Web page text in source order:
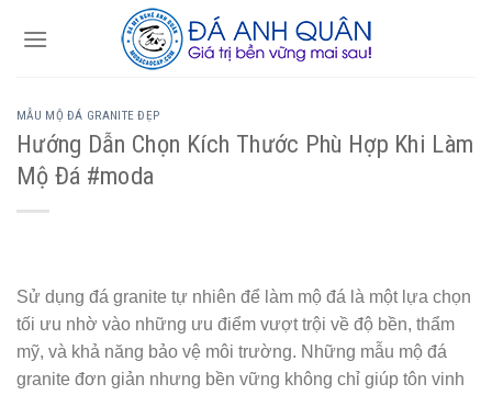
MẪU MỘ ĐÁ GRANITE ĐẸP
Hướng Dẫn Chọn Kích Thước Phù Hợp Khi Làm
Mộ Đá #moda
Sử dụng đá granite tự nhiên để làm mộ đá là một lựa chọn
tối ưu nhờ vào những ưu điểm vượt trội về độ bền, thẩm
mỹ, và khả năng bảo vệ môi trường. Những mẫu mộ đá
granite đơn giản nhưng bền vững không chỉ giúp tôn vinh